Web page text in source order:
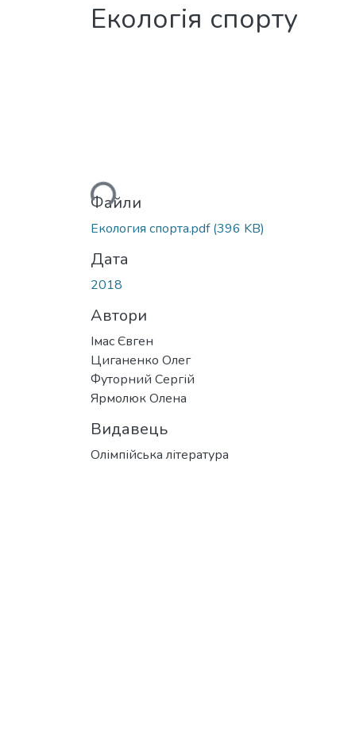
Екологія спорту
Вантажиться...
Файли
Екология спорта.pdf(396 KB)
Дата
2018
Автори
Імас Євген
Циганенко Олег
Футорний Сергій
Ярмолюк Олена
Видавець
Олімпійська література